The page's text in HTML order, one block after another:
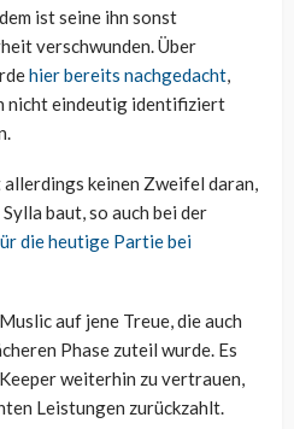
ist seine ihn sonst
verschwunden. Über
hier bereits nachgedacht,
nicht eindeutig identifiziert
keinen Zweifel daran,
baut, so auch bei der
die heutige Partie bei
auf jene Treue, die auch
Phase zuteil wurde. Es
weiterhin zu vertrauen,
Leistungen zurückzahlt.